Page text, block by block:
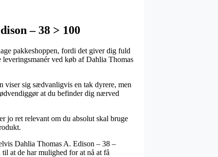
– 38 > 100
pakkeshoppen, fordi det giver dig fuld
ved køb af Dahlia Thomas
sig sædvanligvis en tak dyrere, men
at du befinder dig nærved
jo ret relevant om du absolut skal bruge
Dahlia Thomas A. Edison – 38 –
at de har mulighed for at nå at få